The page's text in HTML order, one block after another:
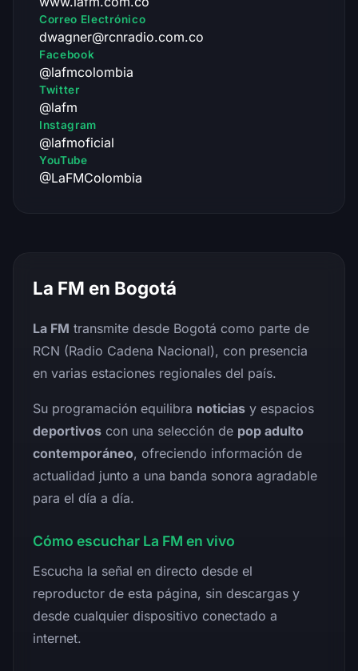
Correo Electrónico
dwagner@rcnradio.com.co
Facebook
@lafmcolombia
Twitter
@lafm
Instagram
@lafmoficial
YouTube
@LaFMColombia
La FM en Bogotá
La FM transmite desde Bogotá como parte de
RCN (Radio Cadena Nacional), con presencia
en varias estaciones regionales del país.
Su programación equilibra noticias y espacios
deportivos con una selección de pop adulto
contemporáneo, ofreciendo información de
actualidad junto a una banda sonora agradable
para el día a día.
Cómo escuchar La FM en vivo
Escucha la señal en directo desde el
reproductor de esta página, sin descargas y
desde cualquier dispositivo conectado a
internet.